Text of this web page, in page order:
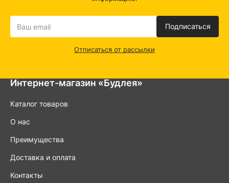
Интернет-магазин «Будлея»
Каталог товаров
О нас
Преимущества
Доставка и оплата
Контакты
Подписаться
Отписаться от рассылки